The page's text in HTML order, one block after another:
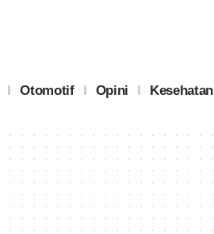
Otomotif Opini Kesehatan